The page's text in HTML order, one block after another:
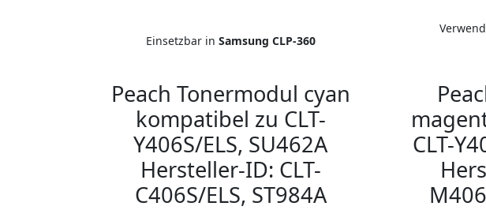
Einsetzbar in Samsung CLP-360
Peach Tonermodul cyan
kompatibel zu CLT-
Y406S/ELS, SU462A
Hersteller-ID: CLT-
C406S/ELS, ST984A
CLT-